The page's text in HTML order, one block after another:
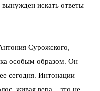
вынужден искать ответы
Сурожского,
особым образом. Он
сегодня. Интонации
живая вера – это не